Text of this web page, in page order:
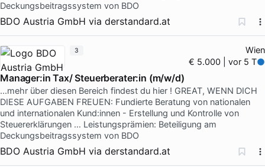
Deckungsbeitragssystem von BDO
BDO Austria GmbH via derstandard.at
Wien
€ 5.000 | vor 5 T
Manager:in Tax/ Steuerberater:in (m/w/d)
...mehr über diesen Bereich findest du hier ! GREAT, WENN DICH
DIESE AUFGABEN FREUEN: Fundierte Beratung von nationalen
und internationalen Kund:innen - Erstellung und Kontrolle von
Steuererklärungen … Leistungsprämien: Beteiligung am
Deckungsbeitragssystem von BDO
BDO Austria GmbH via derstandard.at
3